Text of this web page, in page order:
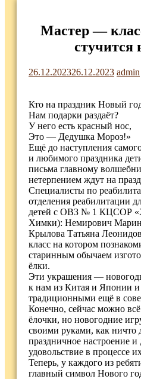
Мастер —
стучится
26.12.202326.12.2023 admin
Кто на праздник Новый
Нам подарки раздаёт?
У него есть красный нос,
Это — Дедушка Мороз!»
Ещё до наступления
и любимого праздника
письма главному
нетерпением ждут на
Специалисты по
отделения реабилитации
детей с ОВЗ № 1 КЦСОР
Химки): Немирович
Крылова Татьяна
класс на котором
старинным обычаем
ёлки.
Эти украшения —
к нам из Китая и Японии и
традиционными ещё в
Конечно, сейчас можно
ёлочки, но новогодние
своими руками, как ничто
праздничное настроение и
удовольствие в процессе
Теперь, у каждого из
главный символ Нового